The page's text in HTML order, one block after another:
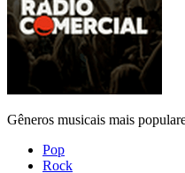
Gêneros musicais mais
Pop
Rock